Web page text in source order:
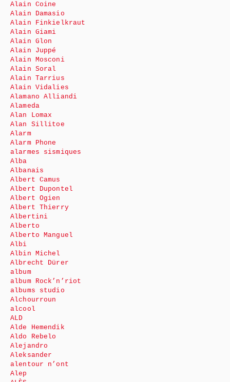
Alain Coine
Alain Damasio
Alain Finkielkraut
Alain Giami
Alain Glon
Alain Juppé
Alain Mosconi
Alain Soral
Alain Tarrius
Alain Vidalies
Alamano Alliandi
Alameda
Alan Lomax
Alan Sillitoe
Alarm
Alarm Phone
alarmes sismiques
Alba
Albanais
Albert Camus
Albert Dupontel
Albert Ogien
Albert Thierry
Albertini
Alberto
Alberto Manguel
Albi
Albin Michel
Albrecht Dürer
album
album Rock’n’riot
albums studio
Alchourroun
alcool
ALD
Alde Hemendik
Aldo Rebelo
Alejandro
Aleksander
alentour n’ont
Alep